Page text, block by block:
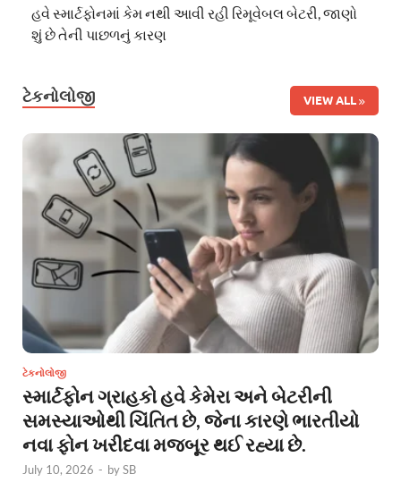
હવે સ્માર્ટફોનમાં કેમ નથી આવી રહી રિમૂવેબલ બેટરી, જાણો
શું છે તેની પાછળનું કારણ
ટેકનોલોજી VIEW ALL
ટેકનોલોજી
સ્માર્ટફોન ગ્રાહકો હવે કેમેરા અને બેટરીની
સમસ્યાઓથી ચિંતિત છે, જેના કારણે ભારતીયો
નવા ફોન ખરીદવા મજબૂર થઈ રહ્યા છે.
July 10, 2026 - bySB